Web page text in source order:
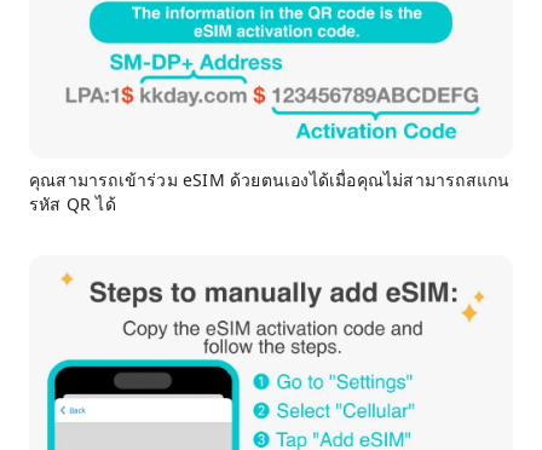
คุณสามารถเข้าร่วม eSIM ด้วยตนเองได้เมื่อคุณไม่สามารถสแกน
รหัส QR ได้